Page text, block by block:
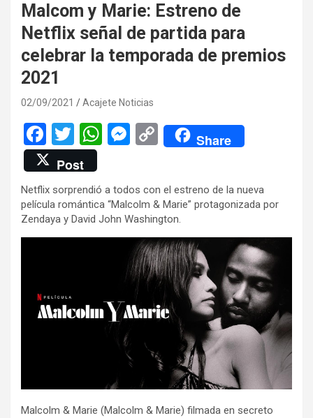
Malcom y Marie: Estreno de
Netflix señal de partida para
celebrar la temporada de premios
2021
02/09/2021 Acajete Noticias
F
a
ce
b
o
o
T
wi
tt
er
W
s
A
p
M
n
g
er
C
o
py
Li
n
k
Share
Post
Netflix sorprendió a todos con el estreno de la nueva
película romántica “Malcolm & Marie” protagonizada por
Zendaya y David John Washington.
Malcolm & Marie (Malcolm & Marie) filmada en secreto